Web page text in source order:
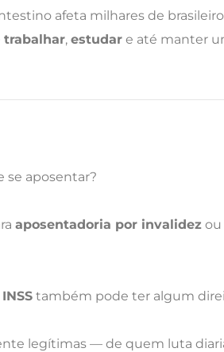
afeta milhares de
trabalhar, estudar e até manter
se aposentar?
aposentadoria por invalidez ou
também pode ter algum
legítimas — de quem luta